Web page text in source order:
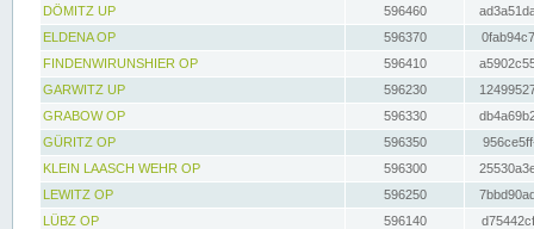
DÖMITZ UP
596460
ELDENA OP
596370
FINDENWIRUNSHIER OP
596410
GARWITZ UP
596230
GRABOW OP
596330
GÜRITZ OP
596350
KLEIN LAASCH WEHR OP
596300
LEWITZ OP
596250
LÜBZ OP
596140